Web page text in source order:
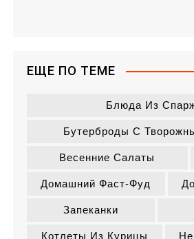
ЕЩЕ ПО ТЕМЕ
Блюда Из
Бутерброды С
Весенние Салаты
Домашний Фаст-Фуд
Запеканки
Котлеты Из Курицы